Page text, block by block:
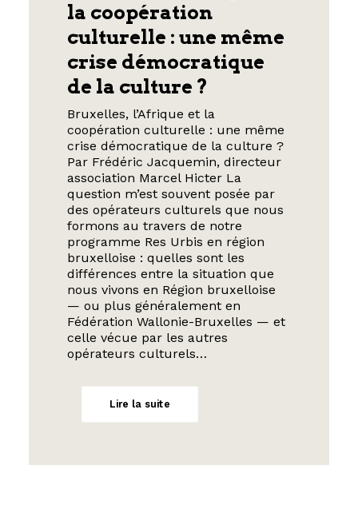
la coopération
culturelle : une même
crise démocratique
de la culture ?
Bruxelles, l’Afrique et la
coopération culturelle : une même
crise démocratique de la culture ?
Par Frédéric Jacquemin, directeur
association Marcel Hicter La
question m’est souvent posée par
des opérateurs culturels que nous
formons au travers de notre
programme Res Urbis en région
bruxelloise : quelles sont les
différences entre la situation que
nous vivons en Région bruxelloise
— ou plus généralement en
Fédération Wallonie-Bruxelles — et
celle vécue par les autres
opérateurs culturels…
Lire la suite